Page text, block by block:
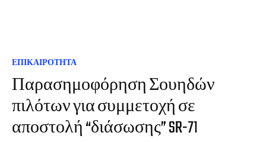
ΕΠΙΚΑΙΡΟΤΗΤΑ
Παρασημοφόρηση Σουηδών
πιλότων για συμμετοχή σε
αποστολή “διάσωσης” SR-71